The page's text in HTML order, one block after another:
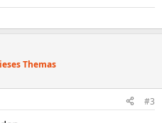
Themas
#3